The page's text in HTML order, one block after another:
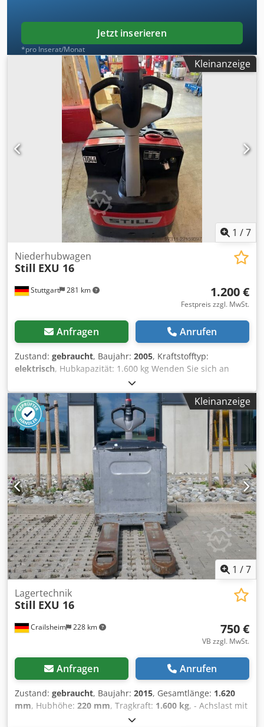
Jetzt inserieren
*pro Inserat/Monat
Kleinanzeige
1 /7
Stuttgart 281 km
Niederhubwagen
Still EXU 16
1.200 €
Festpreis zzgl. MwSt.
Anfragen Anrufen
Zustand: gebraucht, Baujahr: 2005, Kraftstofftyp:
elektrisch, Hubkapazität: 1.600 kg Wenden Sie sich an
Gebrauchtgeräte Center, um weitere Informationen zu
erhalten. Cedpfezfkbgjx Aqvsha DE01
Kleinanzeige
1 /7
Crailsheim 228 km
Lagertechnik
Still EXU 16
750 €
VB zzgl. MwSt.
Anfragen Anrufen
Zustand: gebraucht, Baujahr: 2015, Gesamtlänge: 1.620
mm, Hubhöhe: 220 mm, Tragkraft: 1.600 kg, - Achslast mit
Last antriebsseitig/Lastseitig kg 680/1350 - Achslast ohne